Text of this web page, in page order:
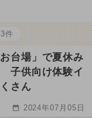
件
台場」で夏休み
子供向け体験イ
さん
2024年07月05日